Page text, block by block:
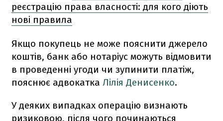
реєстрацію права власності: для кого діють
нові правила
Якщо покупець не може пояснити джерело
коштів, банк або нотаріус можуть відмовити
в проведенні угоди чи зупинити платіж,
пояснює адвокатка Лілія Денисенко.
У деяких випадках операцію визнають
ризиковою, після чого починаються